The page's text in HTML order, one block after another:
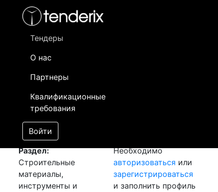
Тендеры
О нас
Партнеры
Квалификационные
требования
Войти
- активный лот
- сохраненный лот (не опубликован)
Закупка: Мин. плита
[Завершен]
Лот №:
АУКЦИОН (покупка
товара)
Раздел:
Строительные
материалы,
инструменты и
Необходимо
авторизоваться или
зарегистрироваться
и заполнить профиль